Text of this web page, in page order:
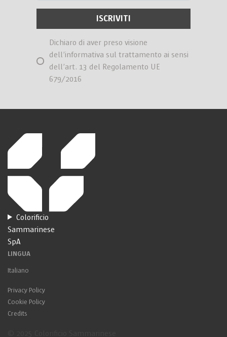
Dichiaro di aver preso visione
dell’informativa sul trattamento ai sensi
dell’art. 13 del Regolamento UE
679/2016
Colorificio
Sammarinese
SpA
LINGUA
Italiano
Privacy Policy
Cookie Policy
Credits